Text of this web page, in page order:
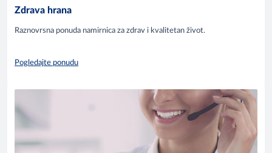
Zdrava hrana
Raznovrsna ponuda namirnica za zdrav i kvalitetan život.
Pogledajte ponudu